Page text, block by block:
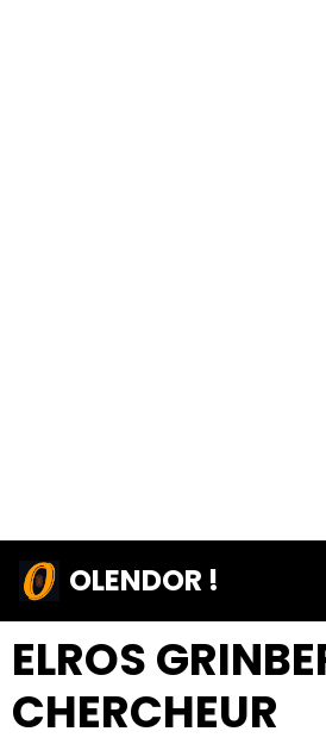
OLENDOR !
ELROS
CHERCHEUR